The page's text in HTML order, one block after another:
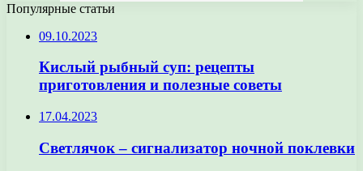
Популярные статьи
09.10.2023
Кислый рыбный суп: рецепты
приготовления и полезные советы
17.04.2023
Светлячок – сигнализатор ночной поклевки